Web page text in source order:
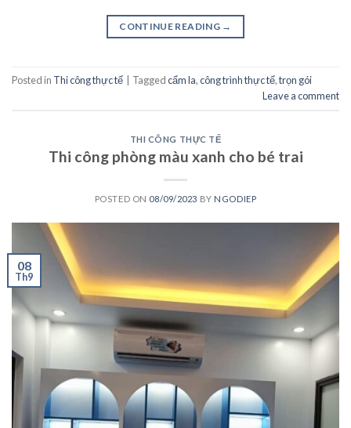
CONTINUE READING →
Posted in Thi công thực tế Taggedcẩm la,công trình thực tế,trọn gói
Leave a comment
THI CÔNG THỰC TẾ
Thi công phòng màu xanh cho bé trai
POSTED ON 08/09/2023 BY NGODIEP
08
Th9